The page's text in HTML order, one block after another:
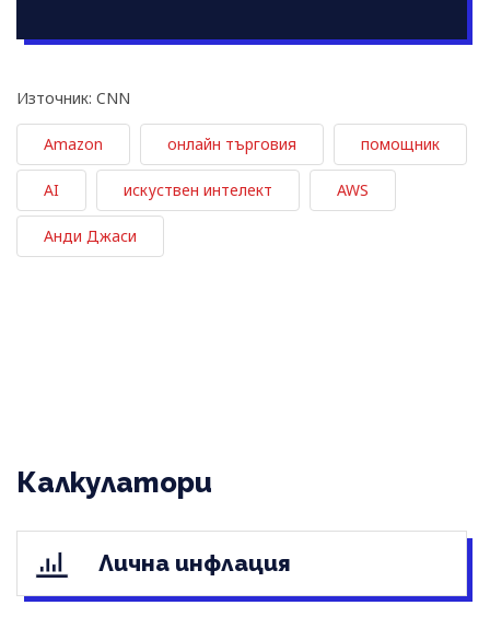
Източник: CNN
Amazon oнлайн търговия помощник
AI искуствен интелект AWS
Анди Джаси
Калкулатори
Лична инфлация